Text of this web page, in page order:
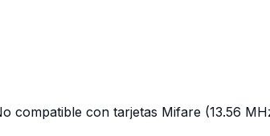
compatible con tarjetas Mifare (13.56